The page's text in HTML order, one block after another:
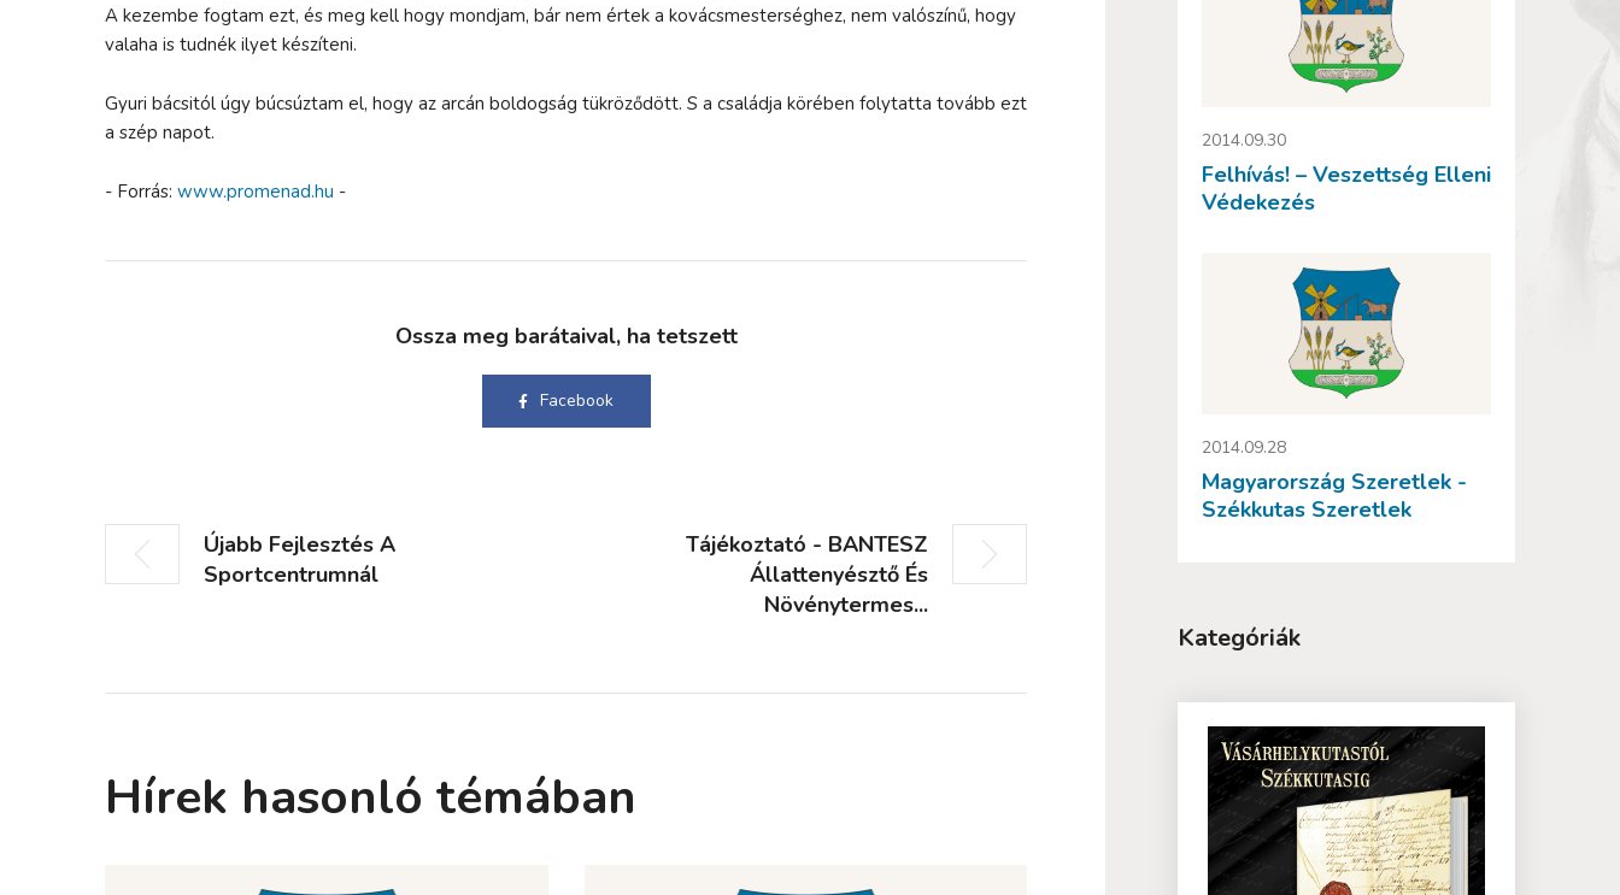
A kezembe fogtam ezt, és meg kell hogy mondjam, bár nem értek a kovácsmesterséghez, nem valószínű, hogy
valaha is tudnék ilyet készíteni.
Gyuri bácsitól úgy búcsúztam el, hogy az arcán boldogság tükröződött. S a családja körében folytatta tovább ezt
a szép napot.
- Forrás: www.promenad.hu -
Ossza meg barátaival, ha tetszett
Facebook
Újabb Fejlesztés A
Sportcentrumnál
Tájékoztató - BANTESZ
Állattenyésztő És
Növénytermes...
Hírek hasonló témában
2014.09.30
Felhívás! – Veszettség Elleni
Védekezés
2014.09.28
Magyarország Szeretlek -
Székkutas Szeretlek
Kategóriák